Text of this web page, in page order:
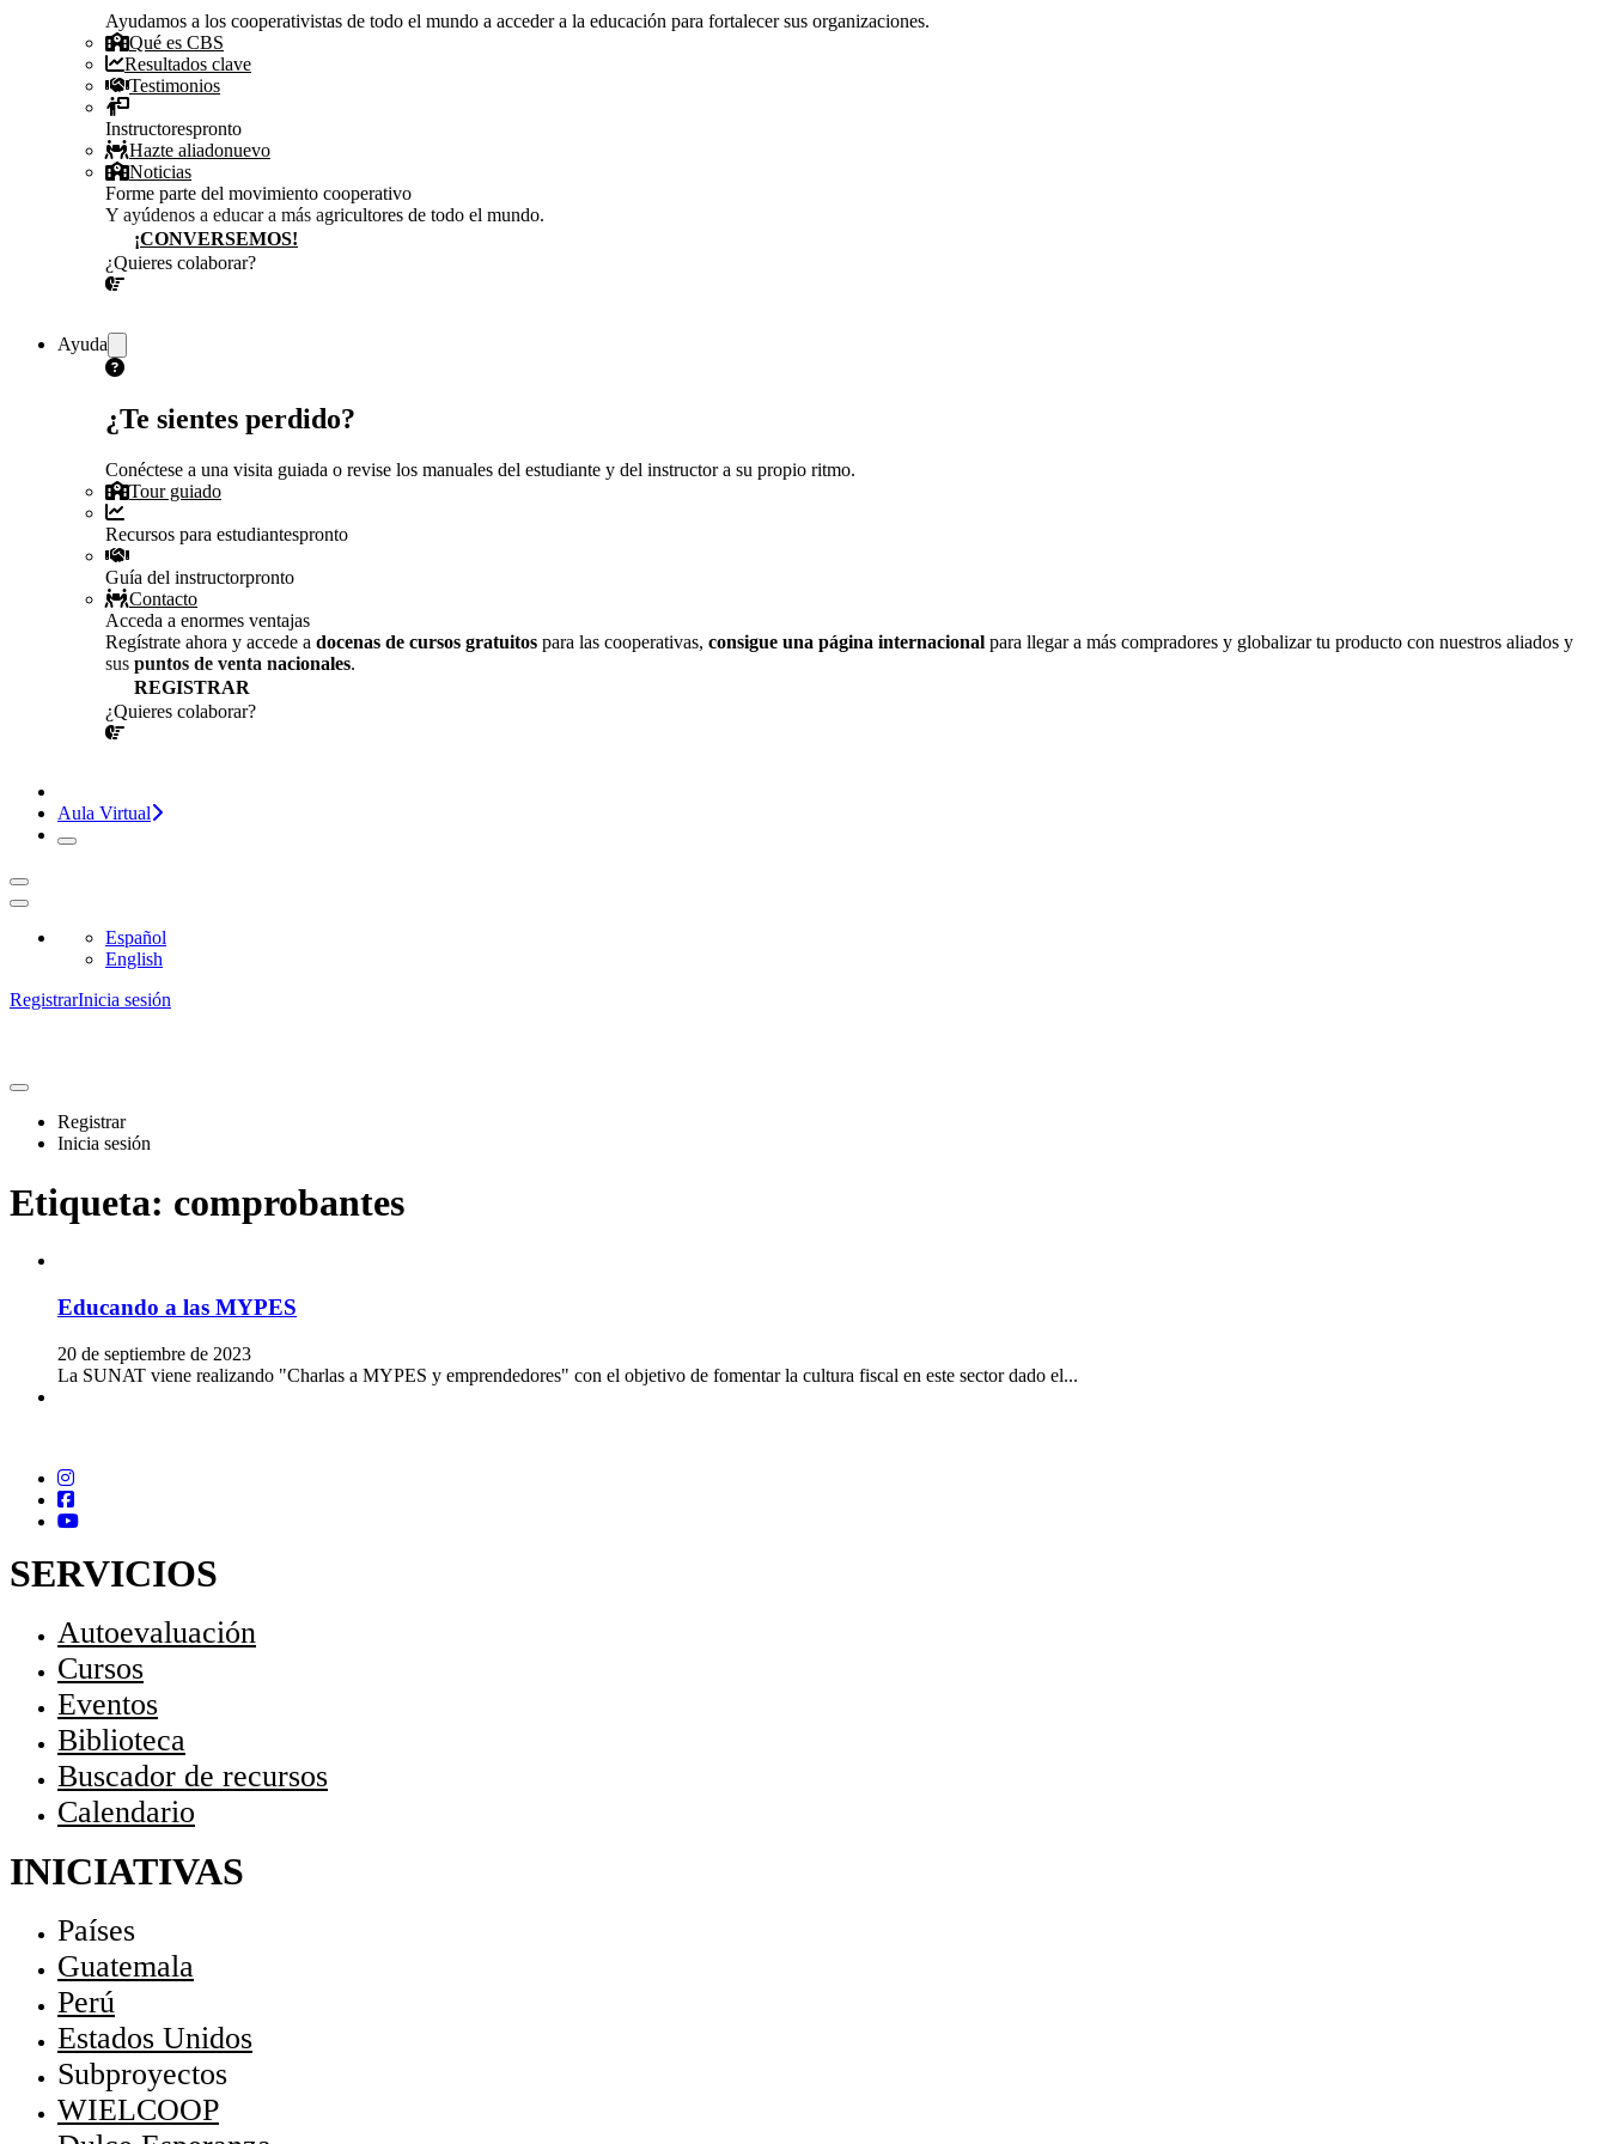
Ayudamos a los cooperativistas de todo el mundo a acceder a la educación para fortalecer sus organizaciones.
Qué es CBS
Resultados clave
Testimonios
Instructorespronto
Hazte aliadonuevo
Noticias
Forme parte del movimiento cooperativo
Y ayúdenos a educar a más agricultores de todo el mundo.
¡CONVERSEMOS!
¿Quieres colaborar?
Ayuda
¿Te sientes perdido?
Conéctese a una visita guiada o revise los manuales del estudiante y del instructor a su propio ritmo.
Tour guiado
Recursos para estudiantespronto
Guía del instructorpronto
Contacto
Acceda a enormes ventajas
Regístrate ahora y accede a docenas de cursos gratuitos para las cooperativas, consigue una página internacional para llegar a más compradores y globalizar tu producto con nuestros aliados y
sus puntos de venta nacionales.
REGISTRAR
¿Quieres colaborar?
Aula Virtual
Español
English
RegistrarInicia sesión
Registrar
Inicia sesión
Etiqueta: comprobantes
Educando a las MYPES
20 de septiembre de 2023
La SUNAT viene realizando "Charlas a MYPES y emprendedores" con el objetivo de fomentar la cultura fiscal en este sector dado el...
SERVICIOS
Autoevaluación
Cursos
Eventos
Biblioteca
Buscador de recursos
Calendario
INICIATIVAS
Países
Guatemala
Perú
Estados Unidos
Subproyectos
WIELCOOP